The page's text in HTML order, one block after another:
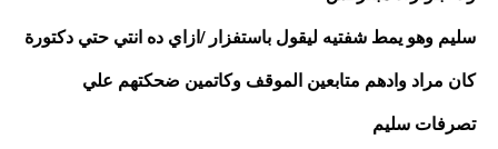
سليم وهو يمط شفتيه ليقول باستفزار /ازاي ده انتي حتي دكتورة
تصرفات سليم